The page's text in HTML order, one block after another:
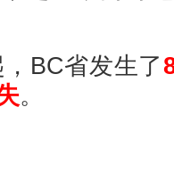
BC省发生了
。